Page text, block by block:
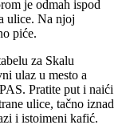
je odmah ispod
ulice. Na njoj
piće.
za Skalu
ulaz u mesto a
Pratite put i naići
ulice, tačno iznad
i istoimeni kafić.